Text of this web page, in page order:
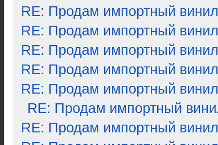
RE: Продам импортный винил
RE: Продам импортный винил
RE: Продам импортный винил
RE: Продам импортный винил
RE: Продам импортный винил
RE: Продам импортный
RE: Продам импортный винил